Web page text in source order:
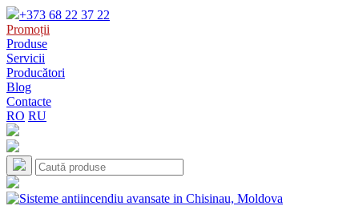
+373 68 22 37 22
Promoții
Produse
Servicii
Producători
Blog
Contacte
RO RU